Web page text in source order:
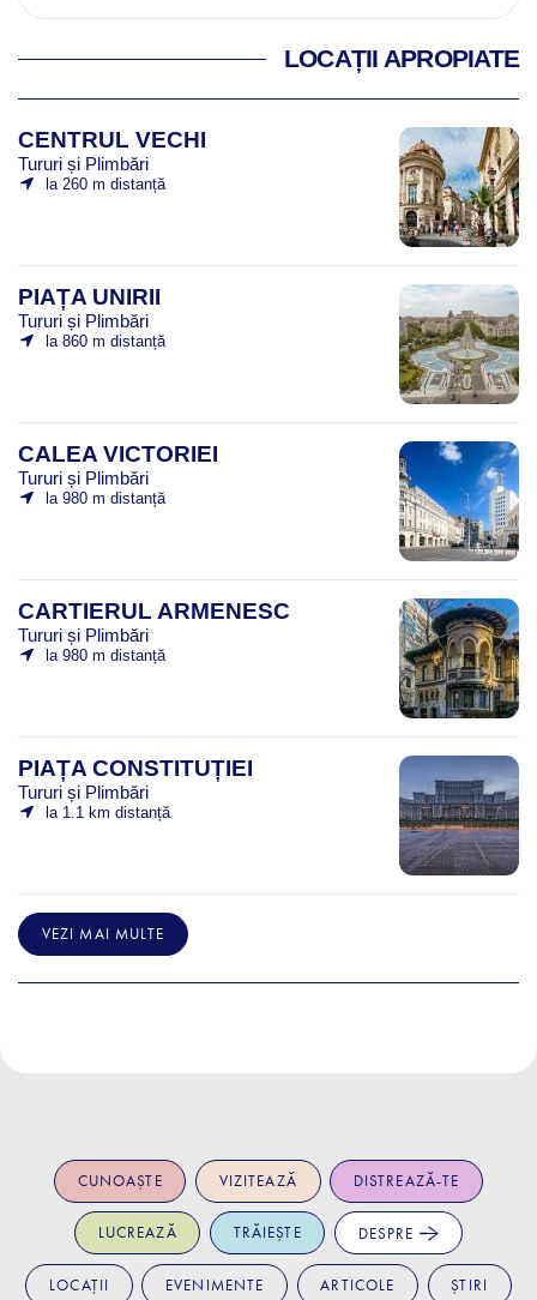
LOCAȚII APROPIATE
CENTRUL VECHI
Tururi și Plimbări
la 260 m distanță
PIAȚA UNIRII
Tururi și Plimbări
la 860 m distanță
CALEA VICTORIEI
Tururi și Plimbări
la 980 m distanță
CARTIERUL ARMENESC
Tururi și Plimbări
la 980 m distanță
PIAȚA CONSTITUȚIEI
Tururi și Plimbări
la 1.1 km distanță
VEZI MAI MULTE
CUNOAȘTE VIZITEAZĂ DISTREAZĂ-TE
LUCREAZĂ TRĂIEȘTE DESPRE
LOCAȚII EVENIMENTE ARTICOLE ȘTIRI